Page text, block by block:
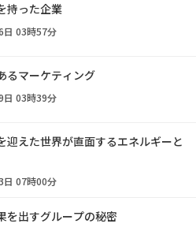
持った企業
日 03時57分
るマーケティング
日 03時39分
迎えた世界が直面するエネルギーと
日 07時00分
を出すグループの秘密